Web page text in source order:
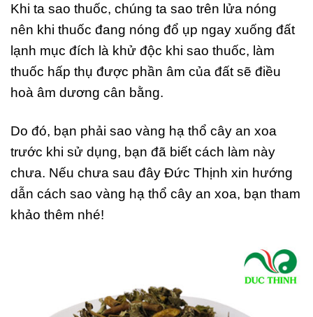
Khi ta sao thuốc, chúng ta sao trên lửa nóng
nên khi thuốc đang nóng đổ ụp ngay xuống đất
lạnh mục đích là khử độc khi sao thuốc, làm
thuốc hấp thụ được phần âm của đất sẽ điều
hoà âm dương cân bằng.
Do đó, bạn phải sao vàng hạ thổ cây an xoa
trước khi sử dụng, bạn đã biết cách làm này
chưa. Nếu chưa sau đây Đức Thịnh xin hướng
dẫn cách sao vàng hạ thổ cây an xoa, bạn tham
khảo thêm nhé!